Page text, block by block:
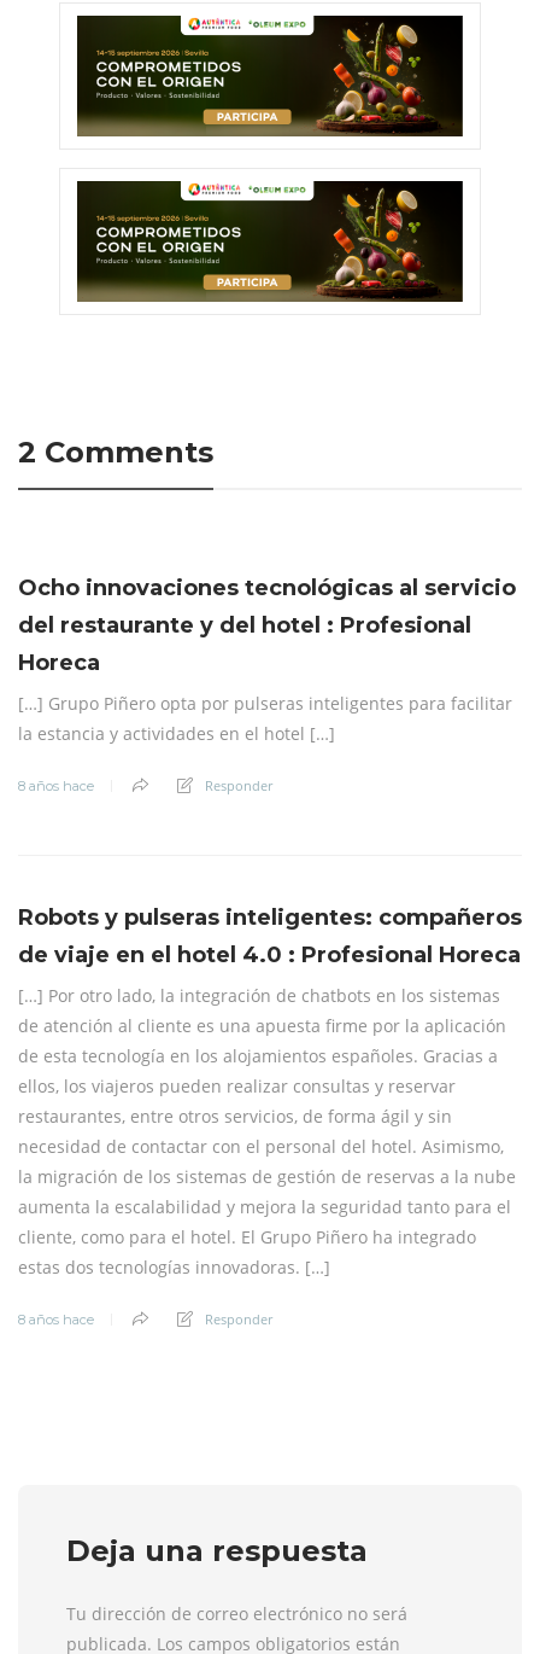
2 Comments
Ocho innovaciones tecnológicas al servicio
del restaurante y del hotel : Profesional
Horeca
[…] Grupo Piñero opta por pulseras inteligentes para facilitar
la estancia y actividades en el hotel […]
8 años hace Responder
Robots y pulseras inteligentes: compañeros
de viaje en el hotel 4.0 : Profesional Horeca
[…] Por otro lado, la integración de chatbots en los sistemas
de atención al cliente es una apuesta firme por la aplicación
de esta tecnología en los alojamientos españoles. Gracias a
ellos, los viajeros pueden realizar consultas y reservar
restaurantes, entre otros servicios, de forma ágil y sin
necesidad de contactar con el personal del hotel. Asimismo,
la migración de los sistemas de gestión de reservas a la nube
aumenta la escalabilidad y mejora la seguridad tanto para el
cliente, como para el hotel. El Grupo Piñero ha integrado
estas dos tecnologías innovadoras. […]
8 años hace Responder
Deja una respuesta
Tu dirección de correo electrónico no será
publicada. Los campos obligatorios están